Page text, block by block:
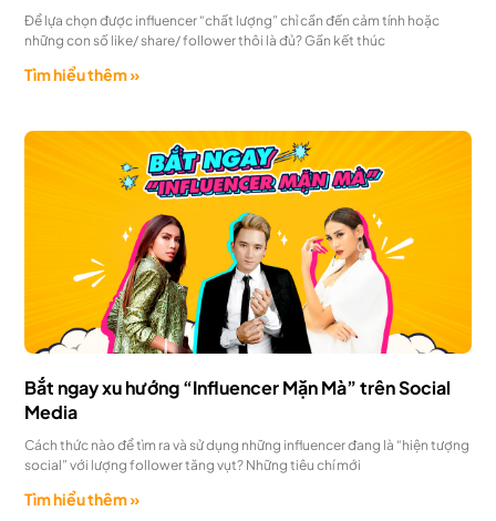
Để lựa chọn được influencer “chất lượng” chỉ cần đến cảm tính hoặc
những con số like/ share/ follower thôi là đủ? Gần kết thúc
Tìm hiểu thêm »
Bắt ngay xu hướng “Influencer Mặn Mà” trên Social
Media
Cách thức nào để tìm ra và sử dụng những influencer đang là “hiện tượng
social” với lượng follower tăng vụt? Những tiêu chí mới
Tìm hiểu thêm »